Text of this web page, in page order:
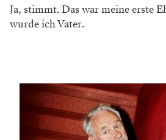
Ja, stimmt. Das war meine erste
wurde ich Vater.